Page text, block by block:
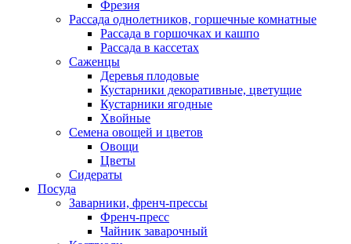
Фрезия
Рассада однолетников, горшечные комнатные
Рассада в горшочках и кашпо
Рассада в кассетах
Саженцы
Деревья плодовые
Кустарники декоративные, цветущие
Кустарники ягодные
Хвойные
Семена овощей и цветов
Овощи
Цветы
Сидераты
Посуда
Заварники, френч-прессы
Френч-пресс
Чайник заварочный